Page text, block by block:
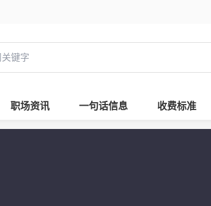
职场资讯 一句话信息 收费标准